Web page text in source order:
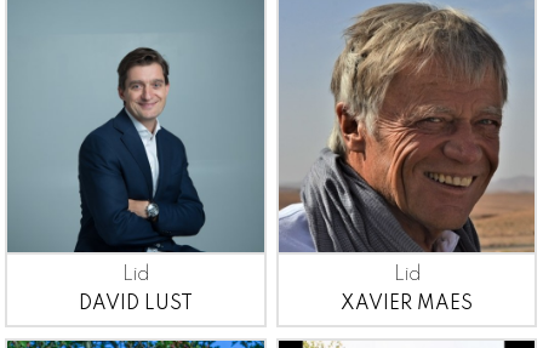
Lid
DAVID LUST
Lid
XAVIER MAES